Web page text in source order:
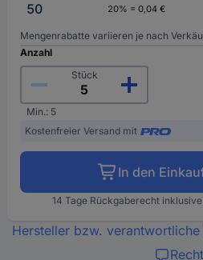
50
20% = 0,04 €
Mengenrabatte variieren je nach
Anzahl
Stück
Min.: 5
Kostenfreier Versand mit
In den
14 Tage Rückgaberecht
Hersteller bzw.